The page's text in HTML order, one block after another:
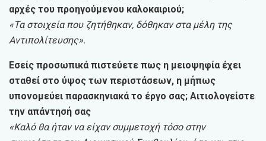
αρχές του προηγούμενου καλοκαιριού;
«Τα στοιχεία που ζητήθηκαν, δόθηκαν στα μέλη της
Αντιπολίτευσης».
Εσείς προσωπικά πιστεύετε πως η μειοψηφία έχει
σταθεί στο ύψος των περιστάσεων, η μήπως
υπονομεύει παρασκηνιακά το έργο σας; Αιτιολογείστε
την απάντησή σας
«Καλό θα ήταν να είχαν συμμετοχή τόσο στην